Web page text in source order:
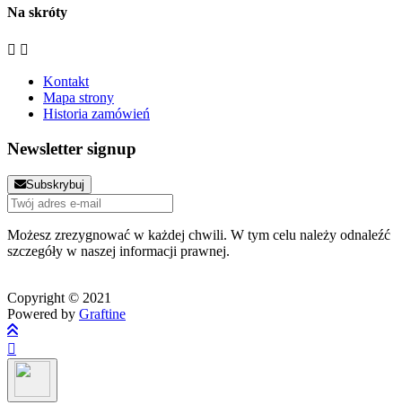
Na skróty
 
Kontakt
Mapa strony
Historia zamówień
Newsletter signup
Subskrybuj
Możesz zrezygnować w każdej chwili. W tym celu należy odnaleźć
szczegóły w naszej informacji prawnej.
Copyright © 2021
Powered by Graftine
